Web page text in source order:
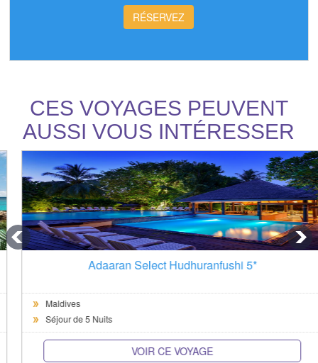
RÉSERVEZ
CES VOYAGES PEUVENT
AUSSI VOUS INTÉRESSER
Adaaran Select Hudhuranfushi 5*
Maldives
Séjour de 5 Nuits
VOIR CE VOYAGE